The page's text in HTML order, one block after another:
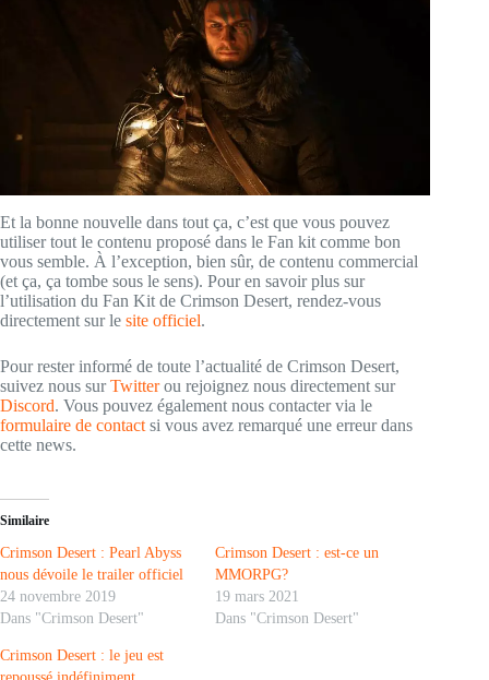
Et la bonne nouvelle dans tout ça, c’est que vous pouvez
utiliser tout le contenu proposé dans le Fan kit comme bon
vous semble. À l’exception, bien sûr, de contenu commercial
(et ça, ça tombe sous le sens). Pour en savoir plus sur
l’utilisation du Fan Kit de Crimson Desert, rendez-vous
directement sur le site officiel.
Pour rester informé de toute l’actualité de Crimson Desert,
suivez nous surTwitterou rejoignez nous directement sur
Discord. Vous pouvez également nous contacter via le
formulaire de contactsi vous avez remarqué une erreur dans
cette news.
Similaire
Crimson Desert : Pearl Abyss
nous dévoile le trailer officiel
24 novembre 2019
Dans "Crimson Desert"
Crimson Desert : est-ce un
MMORPG?
19 mars 2021
Dans "Crimson Desert"
Crimson Desert : le jeu est